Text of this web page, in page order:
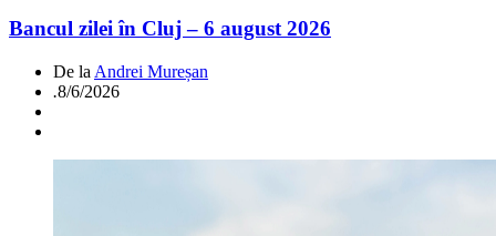
Bancul zilei în Cluj – 6 august 2026
De la Andrei Mureșan
.8/6/2026